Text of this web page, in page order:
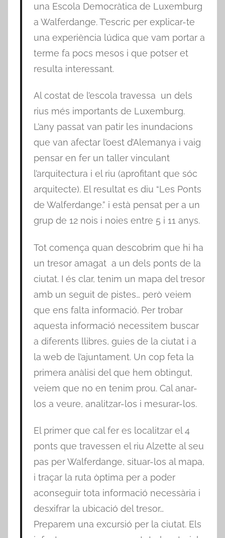
una Escola Democràtica de Luxemburg
a Walferdange. T’escric per explicar-te
una experiència lúdica que vam portar a
terme fa pocs mesos i que potser et
resulta interessant.
Al costat de l’escola travessa un dels
rius més importants de Luxemburg.
L’any passat van patir les inundacions
que van afectar l’oest d’Alemanya i vaig
pensar en fer un taller vinculant
l’arquitectura i el riu (aprofitant que sóc
arquitecte). El resultat es diu “Les Ponts
de Walferdange.” i està pensat per a un
grup de 12 nois i noies entre 5 i 11 anys.
Tot comença quan descobrim que hi ha
un tresor amagat a un dels ponts de la
ciutat. I és clar, tenim un mapa del tresor
amb un seguit de pistes… però veiem
que ens falta informació. Per trobar
aquesta informació necessitem buscar
a diferents llibres, guies de la ciutat i a
la web de l’ajuntament. Un cop feta la
primera anàlisi del que hem obtingut,
veiem que no en tenim prou. Cal anar-
los a veure, analitzar-los i mesurar-los.
El primer que cal fer es localitzar el 4
ponts que travessen el riu Alzette al seu
pas per Walferdange, situar-los al mapa,
i traçar la ruta òptima per a poder
aconseguir tota informació necessària i
desxifrar la ubicació del tresor…
Preparem una excursió per la ciutat. Els